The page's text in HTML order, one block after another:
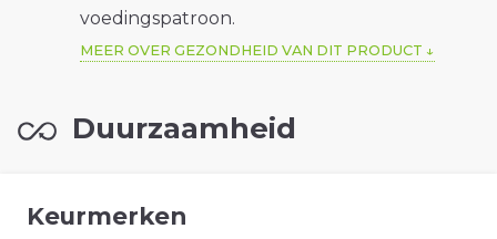
voedingspatroon.
MEER OVER GEZONDHEID VAN DIT PRODUCT
Duurzaamheid
Keurmerken